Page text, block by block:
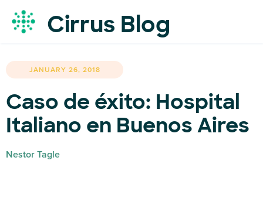
Cirrus Blog
JANUARY 26, 2018
Caso de éxito: Hospital
Italiano en Buenos Aires
Nestor Tagle